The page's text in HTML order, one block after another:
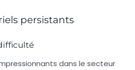
persistants
dans le secteur